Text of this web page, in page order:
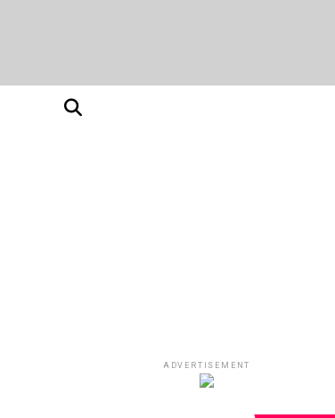
ADVERTISEMENT